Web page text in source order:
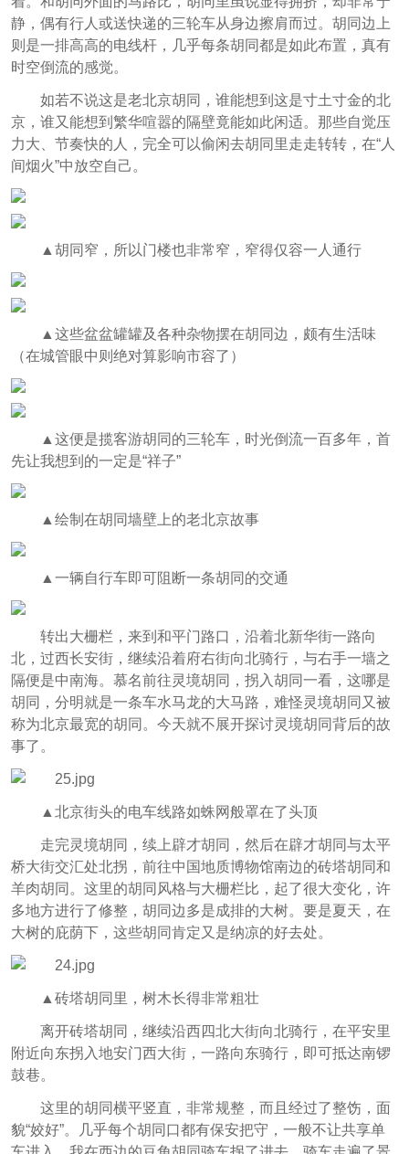
静，偶有行人或送快递的三轮车从身边擦肩而过。胡同边上
则是一排高高的电线杆，几乎每条胡同都是如此布置，真有
时空倒流的感觉。
如若不说这是老北京胡同，谁能想到这是寸土寸金的北
京，谁又能想到繁华喧嚣的隔壁竟能如此闲适。那些自觉压
力大、节奏快的人，完全可以偷闲去胡同里走走转转，在“人
间烟火”中放空自己。
▲胡同窄，所以门楼也非常窄，窄得仅容一人通行
▲这些盆盆罐罐及各种杂物摆在胡同边，颇有生活味
（在城管眼中则绝对算影响市容了）
▲这便是揽客游胡同的三轮车，时光倒流一百多年，首
先让我想到的一定是“祥子”
▲绘制在胡同墙壁上的老北京故事
▲一辆自行车即可阻断一条胡同的交通
转出大栅栏，来到和平门路口，沿着北新华街一路向
北，过西长安街，继续沿着府右街向北骑行，与右手一墙之
隔便是中南海。慕名前往灵境胡同，拐入胡同一看，这哪是
胡同，分明就是一条车水马龙的大马路，难怪灵境胡同又被
称为北京最宽的胡同。今天就不展开探讨灵境胡同背后的故
事了。
▲北京街头的电车线路如蛛网般罩在了头顶
走完灵境胡同，续上辟才胡同，然后在辟才胡同与太平
桥大街交汇处北拐，前往中国地质博物馆南边的砖塔胡同和
羊肉胡同。这里的胡同风格与大栅栏比，起了很大变化，许
多地方进行了修整，胡同边多是成排的大树。要是夏天，在
大树的庇荫下，这些胡同肯定又是纳凉的好去处。
▲砖塔胡同里，树木长得非常粗壮
离开砖塔胡同，继续沿西四北大街向北骑行，在平安里
附近向东拐入地安门西大街，一路向东骑行，即可抵达南锣
鼓巷。
这里的胡同横平竖直，非常规整，而且经过了整饬，面
貌“姣好”。几乎每个胡同口都有保安把守，一般不让共享单